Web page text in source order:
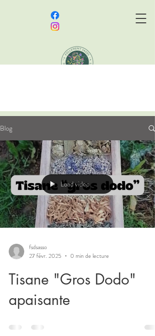
Blog
Load video
fsdsasso
27 févr. 2025
0 min de lecture
Tisane "Gros Dodo"
apaisante